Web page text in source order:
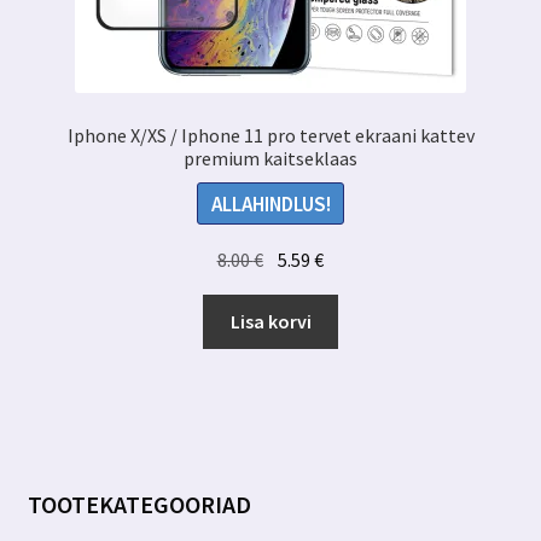
Iphone X/XS / Iphone 11 pro tervet ekraani kattev
premium kaitseklaas
ALLAHINDLUS!
8.00€ Algne
hind
oli:
8.00 €.
5.59€Praegune
hind
5.59 €.
Lisa korvi
TOOTEKATEGOORIAD